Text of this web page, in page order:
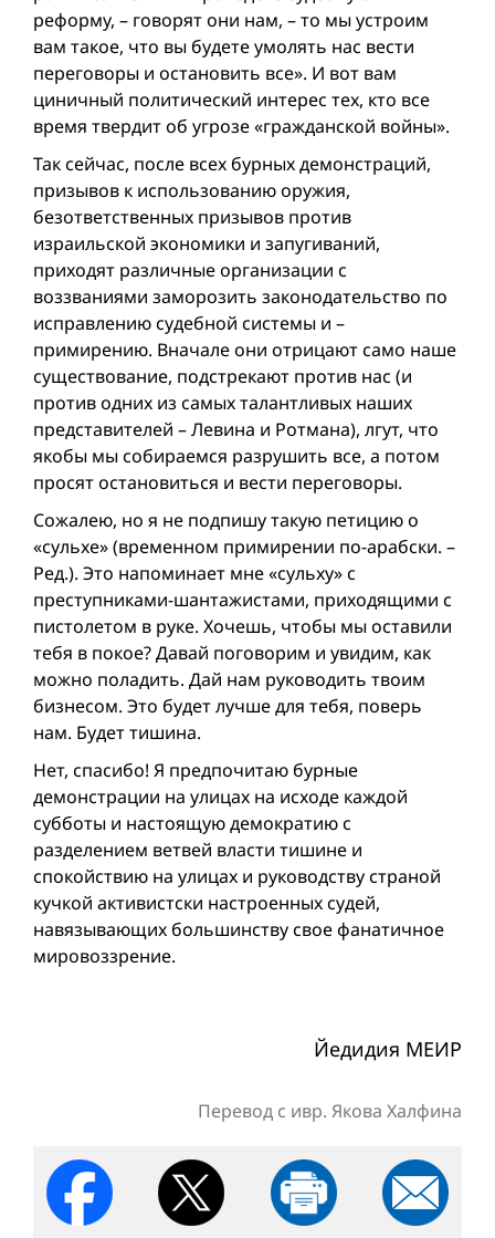
реформу, – говорят они нам, – то мы устроим
вам такое, что вы будете умолять нас вести
переговоры и остановить все». И вот вам
циничный политический интерес тех, кто все
время твердит об угрозe «гражданской вой­ны».
Так сейчас, после всех бурных демонстраций,
призывов к использованию оружия,
безответственных призывов против
израильской экономики и запугиваний,
приходят различные организации с
воззваниями заморозить законодательство по
исправлению судебной системы и –
примирению. Вначале они отрицают само наше
существование, подстрекают против нас (и
против одних из самых талантливых наших
представителей – Левина и Ротмана), лгут, что
якобы мы собираемся разрушить все, а потом
просят остановиться и вести переговоры.
Сожалею, но я не подпишу такую петицию о
«сульхе» (временном примирении по-арабски. –
Ред.). Это напоминает мне «сульху» с
преступниками-шантажистами, приходящими с
пистолетом в руке. Хочешь, чтобы мы оставили
тебя в покое? Давай поговорим и увидим, как
можно поладить. Дай нам руководить твоим
бизнесом. Это будет лучше для тебя, поверь
нам. Будет тишина.
Нет, спасибо! Я предпочитаю бурные
демонстрации на улицах на исходе каждой
субботы и настоящую демократию с
разделением ветвей власти тишине и
спокойствию на улицах и руководству страной
кучкой активистски настроенных судей,
навязывающих большинству свое фанатичное
мировоззрение.
Йедидия МЕИР
Перевод с ивр. Якова Халфина